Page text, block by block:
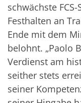
schwächste
Festhalten an
Ende mit dem
belohnt. „Paolo
Verdienst am
seither stets
seiner